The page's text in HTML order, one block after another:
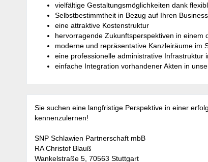
vielfältige Gestaltungsmöglichkeiten dank
Selbstbestimmtheit in Bezug auf Ihren
eine attraktive Kostenstruktur
hervorragende Zukunftsperspektiven in einem
moderne und repräsentative Kanzleiräume im
eine professionelle administrative Infrastruktur
einfache Integration vorhandener Akten in
Sie suchen eine langfristige Perspektive in einer
kennenzulernen!
SNP Schlawien Partnerschaft mbB
RA Christof Blauß
Wankelstraße 5, 70563 Stuttgart